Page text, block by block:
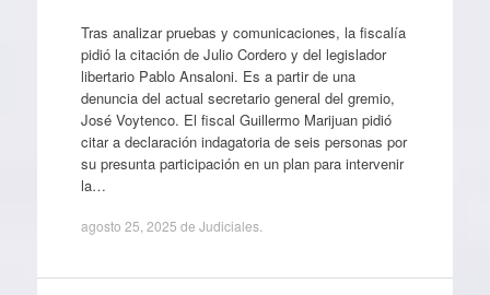
Tras analizar pruebas y comunicaciones, la fiscalía
pidió la citación de Julio Cordero y del legislador
libertario Pablo Ansaloni. Es a partir de una
denuncia del actual secretario general del gremio,
José Voytenco. El fiscal Guillermo Marijuan pidió
citar a declaración indagatoria de seis personas por
su presunta participación en un plan para intervenir
la…
agosto 25, 2025 de Judiciales.